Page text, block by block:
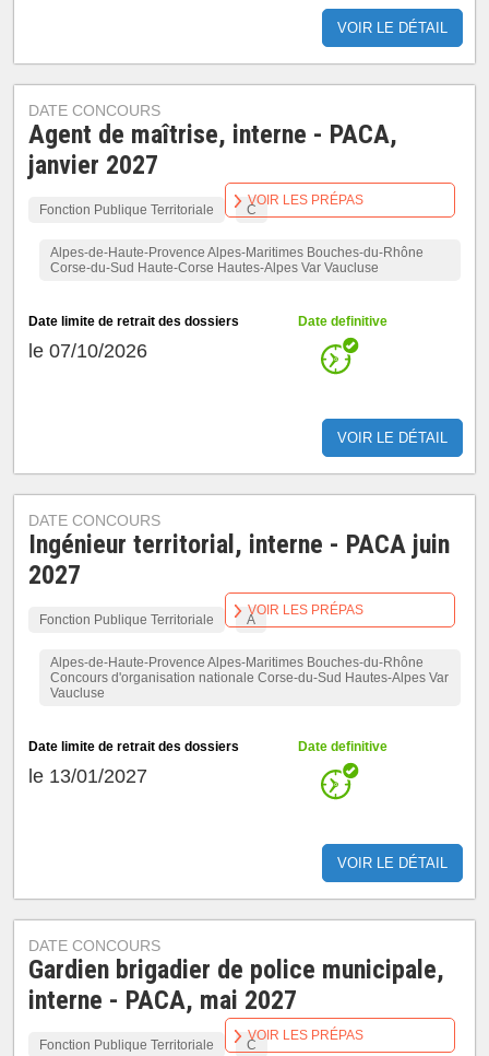
VOIR LE DÉTAIL
DATE CONCOURS
Agent de maîtrise, interne - PACA,
janvier 2027
Fonction Publique Territoriale C
Alpes-de-Haute-Provence Alpes-Maritimes Bouches-du-Rhône
Corse-du-Sud Haute-Corse Hautes-Alpes Var Vaucluse
Date limite de retrait des dossiers
le 07/10/2026
Date definitive
VOIR LE DÉTAIL
VOIR LES PRÉPAS
DATE CONCOURS
Ingénieur territorial, interne - PACA juin
2027
Fonction Publique Territoriale A
Alpes-de-Haute-Provence Alpes-Maritimes Bouches-du-Rhône
Concours d'organisation nationale Corse-du-Sud Hautes-Alpes Var
Vaucluse
Date limite de retrait des dossiers
le 13/01/2027
Date definitive
VOIR LE DÉTAIL
VOIR LES PRÉPAS
DATE CONCOURS
Gardien brigadier de police municipale,
interne - PACA, mai 2027
Fonction Publique Territoriale C
VOIR LES PRÉPAS